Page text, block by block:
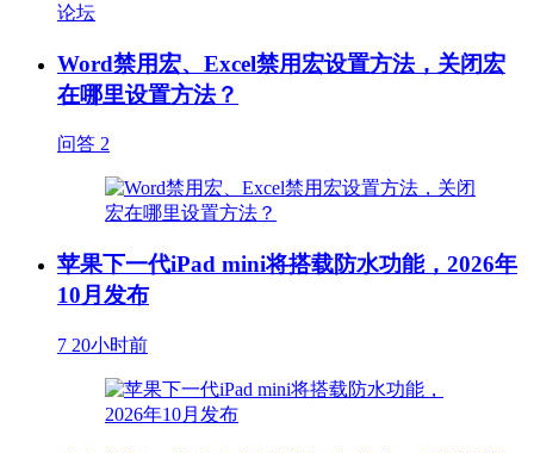
论坛
Word禁用宏、Excel禁用宏设置方法，关闭宏
在哪里设置方法？
问答 2
苹果下一代iPad mini将搭载防水功能，2026年
10月发布
7 20小时前